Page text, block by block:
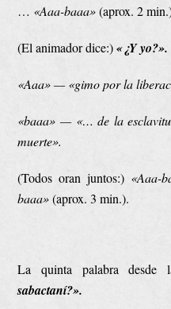
… «Aaa-baaa»(aprox. 2
(El animador dice:)«¿Y yo?».
«Aaa» — «gimo por la
«baaa» — «… de la
muerte».
(Todos oran juntos:) «Aaa-
baaa»(aprox. 3 min.).
La quinta palabra desde
sabactaní?».